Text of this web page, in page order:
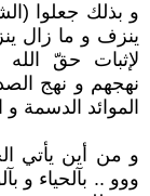
و بذلك جعلوا
ينزف و ما زال
لإثبات حقّ الله
نهجهم و نهج
الموائد الدسمة
و من أين يأتي
ووو .. بآلحياء و